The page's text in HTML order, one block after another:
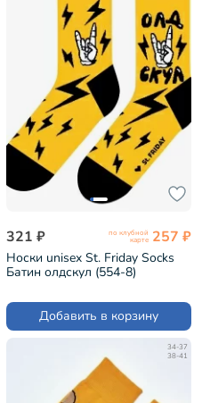
321 ₽ по клубной
карте 257 ₽
Носки unisex St. Friday Socks
Батин олдскул (554-8)
Добавить в корзину
34-37
38-41